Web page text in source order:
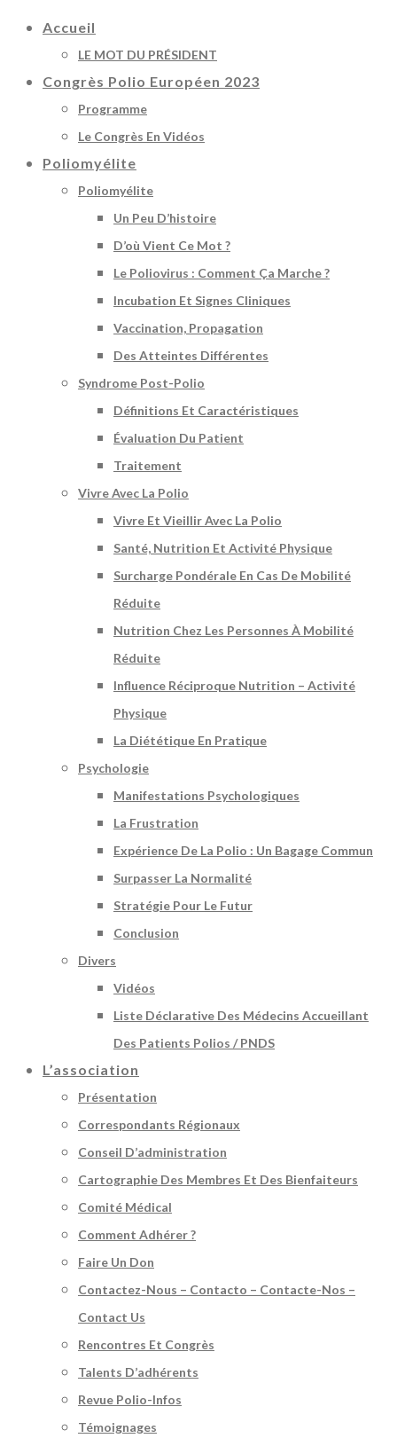
Accueil
LE MOT DU PRÉSIDENT
Congrès Polio Européen 2023
Programme
Le Congrès En Vidéos
Poliomyélite
Poliomyélite
Un Peu D’histoire
D’où Vient Ce Mot ?
Le Poliovirus : Comment Ça Marche ?
Incubation Et Signes Cliniques
Vaccination, Propagation
Des Atteintes Différentes
Syndrome Post-Polio
Définitions Et Caractéristiques
Évaluation Du Patient
Traitement
Vivre Avec La Polio
Vivre Et Vieillir Avec La Polio
Santé, Nutrition Et Activité Physique
Surcharge Pondérale En Cas De Mobilité
Réduite
Nutrition Chez Les Personnes À Mobilité
Réduite
Influence Réciproque Nutrition – Activité
Physique
La Diététique En Pratique
Psychologie
Manifestations Psychologiques
La Frustration
Expérience De La Polio : Un Bagage Commun
Surpasser La Normalité
Stratégie Pour Le Futur
Conclusion
Divers
Vidéos
Liste Déclarative Des Médecins Accueillant
Des Patients Polios / PNDS
L’association
Présentation
Correspondants Régionaux
Conseil D’administration
Cartographie Des Membres Et Des Bienfaiteurs
Comité Médical
Comment Adhérer ?
Faire Un Don
Contactez-Nous – Contacto – Contacte-Nos –
Contact Us
Rencontres Et Congrès
Talents D’adhérents
Revue Polio-Infos
Témoignages